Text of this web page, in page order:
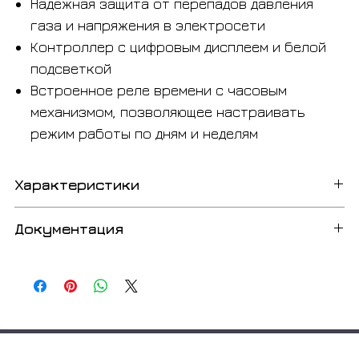
Надежная защита от перепадов давления
газа и напряжения в электросети
Контроллер с цифровым дисплеем и белой
подсветкой
Встроенное реле времени с часовым
механизмом, позволяющее настраивать
режим работы по дням и неделям
Характеристики
12 - 34 кВт
85% (Hs)/94% (Hi)
Топливо
Область применения
Документация
Инструкция по проектированию дымохода для